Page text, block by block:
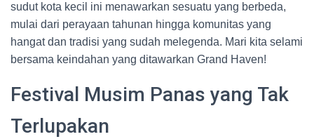
sudut kota kecil ini menawarkan sesuatu yang berbeda,
mulai dari perayaan tahunan hingga komunitas yang
hangat dan tradisi yang sudah melegenda. Mari kita selami
bersama keindahan yang ditawarkan Grand Haven!
Festival Musim Panas yang Tak
Terlupakan